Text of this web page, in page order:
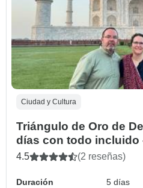
Ciudad y Cultura
Triángulo de Oro de
días con todo incluido
4.5 (2 reseñas)
Duración
5 días